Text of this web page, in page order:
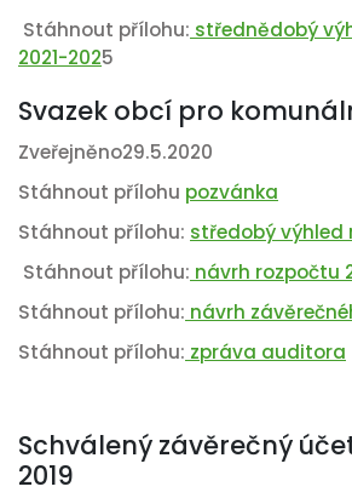
Stáhnout přílohu: střednědobý
2021-2025
Svazek obcí pro
Zveřejněno29.5.2020
Stáhnout přílohu pozvánka
Stáhnout přílohu: středobý výhled
Stáhnout přílohu: návrh rozpočtu
Stáhnout přílohu: návrh
Stáhnout přílohu: zpráva auditora
Schválený závěrečný
2019